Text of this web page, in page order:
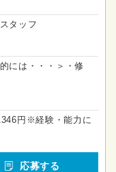
タッフ
には・・・＞・修
円※経験・能力に
応募する